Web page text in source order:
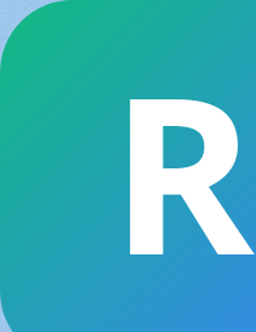
R